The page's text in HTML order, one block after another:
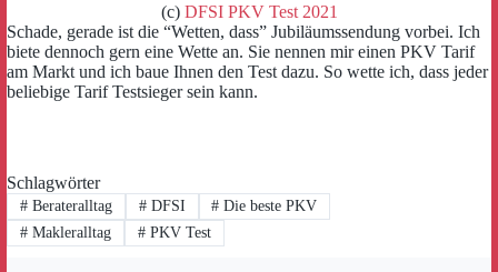
(c) DFSI PKV Test 2021
Schade, gerade ist die “Wetten, dass” Jubiläumssendung vorbei. Ich
biete dennoch gern eine Wette an. Sie nennen mir einen PKV Tarif
am Markt und ich baue Ihnen den Test dazu. So wette ich, dass jeder
beliebige Tarif Testsieger sein kann.
Schlagwörter
#Berateralltag #DFSI # Die beste PKV
#Makleralltag #PKV Test